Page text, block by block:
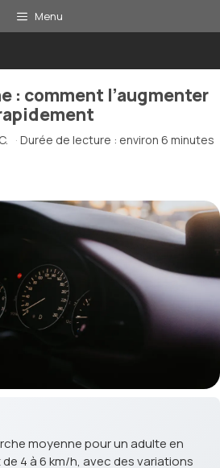
Menu
: comment l’augmenter
· Durée de lecture : environ 6 minutes
moyenne pour un adulte en
4 à 6 km/h, avec des variations